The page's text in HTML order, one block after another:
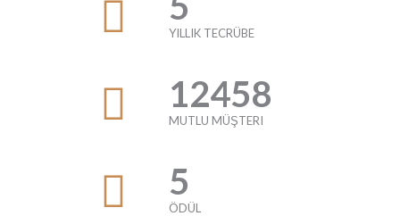
YILLIK TECRÜBE
12458
MUTLU MÜŞTERI
5
ÖDÜL